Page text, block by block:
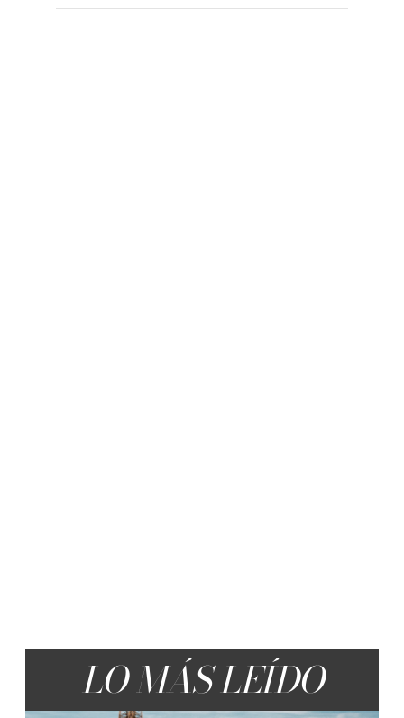
LO MÁS LEÍDO